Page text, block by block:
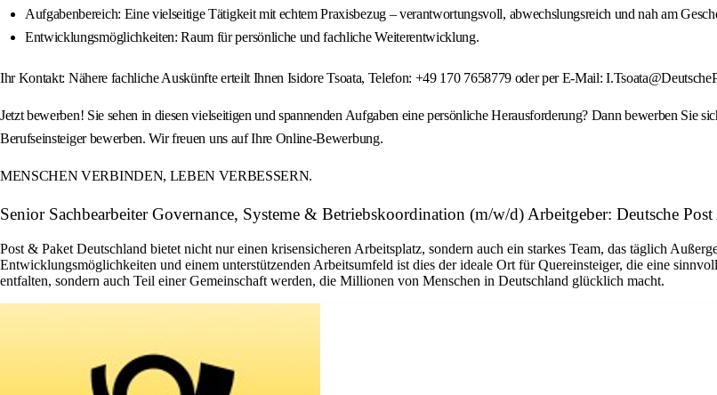
Aufgabenbereich: Eine vielseitige Tätigkeit mit echtem Praxisbezug – verantwortungsvoll, abwechslungsreich und nah am
Entwicklungsmöglichkeiten: Raum für persönliche und fachliche Weiterentwicklung.
Ihr Kontakt: Nähere fachliche Auskünfte erteilt Ihnen Isidore Tsoata, Telefon: +49 170 7658779 oder per E-Mail:
Jetzt bewerben! Sie sehen in diesen vielseitigen und spannenden Aufgaben eine persönliche Herausforderung? Dann bewerben Sie
Berufseinsteiger bewerben. Wir freuen uns auf Ihre Online-Bewerbung.
MENSCHEN VERBINDEN, LEBEN VERBESSERN.
Senior Sachbearbeiter Governance, Systeme & Betriebskoordination (m/w/d) Arbeitgeber: Deutsche
Post & Paket Deutschland bietet nicht nur einen krisensicheren Arbeitsplatz, sondern auch ein starkes Team, das täglich
Entwicklungsmöglichkeiten und einem unterstützenden Arbeitsumfeld ist dies der ideale Ort für Quereinsteiger, die eine
entfalten, sondern auch Teil einer Gemeinschaft werden, die Millionen von Menschen in Deutschland glücklich macht.